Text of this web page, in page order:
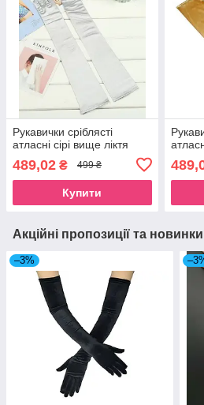
Рукавички сріблясті
атласні сірі вище ліктя
489,02 ₴ 499 ₴
Купити
Акційні пропозиції та новинки
–3%